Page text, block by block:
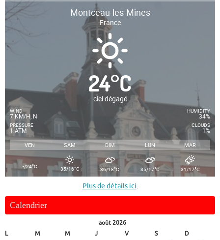
Montceau-les-Mines
France
24°C
ciel dégagé
WIND
7 KM/H, N
PRESSURE
1 ATM
HUMIDITY
34%
CLOUDS
1%
VEN SAM DIM LUN MAR
-/24°C 35/16°C 36/18°C 35/17°C 31/17°C
Plus de détails ici.
Calendrier
août 2026
L
M M J V S D